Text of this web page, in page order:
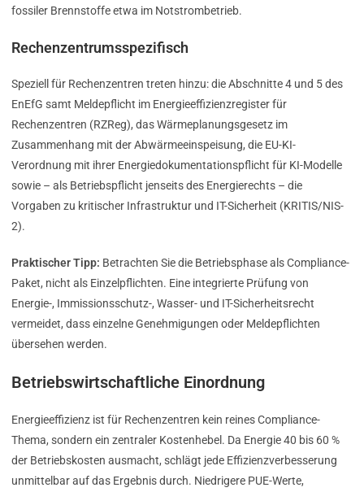
fossiler Brennstoffe etwa im Notstrombetrieb.
Rechenzentrumsspezifisch
Speziell für Rechenzentren treten hinzu: die Abschnitte 4 und 5 des
EnEfG samt Meldepflicht im Energieeffizienzregister für
Rechenzentren (RZReg), das Wärmeplanungsgesetz im
Zusammenhang mit der Abwärmeeinspeisung, die EU-KI-
Verordnung mit ihrer Energiedokumentationspflicht für KI-Modelle
sowie – als Betriebspflicht jenseits des Energierechts – die
Vorgaben zu kritischer Infrastruktur und IT-Sicherheit (KRITIS/NIS-
2).
Praktischer Tipp: Betrachten Sie die Betriebsphase als Compliance-
Paket, nicht als Einzelpflichten. Eine integrierte Prüfung von
Energie-, Immissionsschutz-, Wasser- und IT-Sicherheitsrecht
vermeidet, dass einzelne Genehmigungen oder Meldepflichten
übersehen werden.
Betriebswirtschaftliche Einordnung
Energieeffizienz ist für Rechenzentren kein reines Compliance-
Thema, sondern ein zentraler Kostenhebel. Da Energie 40 bis 60 %
der Betriebskosten ausmacht, schlägt jede Effizienzverbesserung
unmittelbar auf das Ergebnis durch. Niedrigere PUE-Werte,